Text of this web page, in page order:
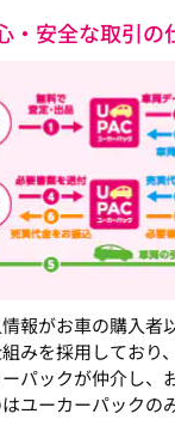
・安全な取引の
報がお車の購入者
みを採用しており
パックが仲介し、
ユーカーパックの